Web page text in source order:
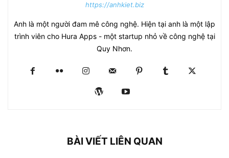
https://anhkiet.biz
Anh là một người đam mê công nghệ. Hiện tại anh là một lập
trình viên cho Hura Apps - một startup nhỏ về công nghệ tại
Quy Nhơn.
BÀI VIẾT LIÊN QUAN